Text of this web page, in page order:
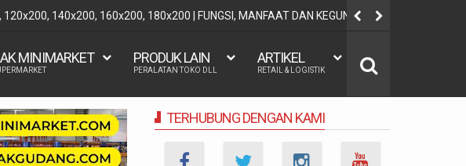
140x200, 160x200, 180x200 | FUNGSI, MANFAAT DAN KEGUNAAN
MINIMARKET PRODUK LAIN
PERALATAN TOKO DLL
ARTIKEL
RETAIL & LOGISTIK
TERHUBUNG DENGAN KAMI